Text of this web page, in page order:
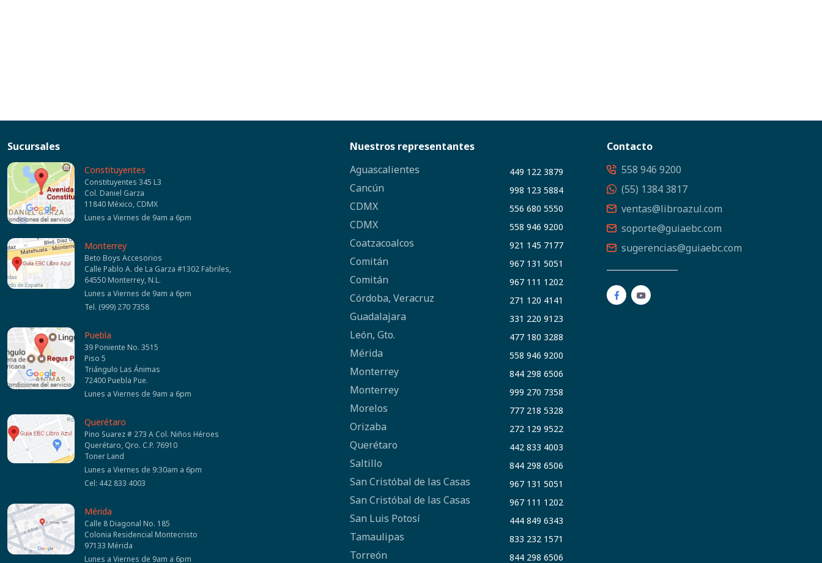
Sucursales
Constituyentes
Constituyentes 345 L3
Col. Daniel Garza
11840 México, CDMX
Lunes a Viernes de 9am a 6pm
Monterrey
Beto Boys Accesorios
Calle Pablo A. de La Garza #1302 Fabriles,
64550 Monterrey, N.L.
Lunes a Viernes de 9am a 6pm
Tel. (999) 270 7358
Puebla
39 Poniente No. 3515
Piso 5
Triángulo Las Ánimas
72400 Puebla Pue.
Lunes a Viernes de 9am a 6pm
Querétaro
Pino Suarez # 273 A Col. Niños Héroes
Querétaro, Qro. C.P. 76910
Toner Land
Lunes a Viernes de 9:30am a 6pm
Cel: 442 833 4003
Mérida
Calle 8 Diagonal No. 185
Colonia Residencial Montecristo
97133 Mérida
Lunes a Viernes de 9am a 6pm
Nuestros representantes
Aguascalientes
449 122 3879
Cancún 998 123 5884
CDMX 556 680 5550
CDMX 558 946 9200
Coatzacoalcos 921 145 7177
Comitán 967 131 5051
Comitán 967 111 1202
Córdoba, Veracruz 271 120 4141
Guadalajara 331 220 9123
León, Gto. 477 180 3288
Mérida 558 946 9200
Monterrey 844 298 6506
Monterrey 999 270 7358
Morelos 777 218 5328
Orizaba 272 129 9522
Querétaro 442 833 4003
Saltillo 844 298 6506
San Cristóbal de las Casas 967 131 5051
San Cristóbal de las Casas 967 111 1202
San Luis Potosí 444 849 6343
Tamaulipas 833 232 1571
Torreón 844 298 6506
Contacto
558 946 9200
(55) 1384 3817
ventas@libroazul.com
soporte@guiaebc.com
sugerencias@guiaebc.com